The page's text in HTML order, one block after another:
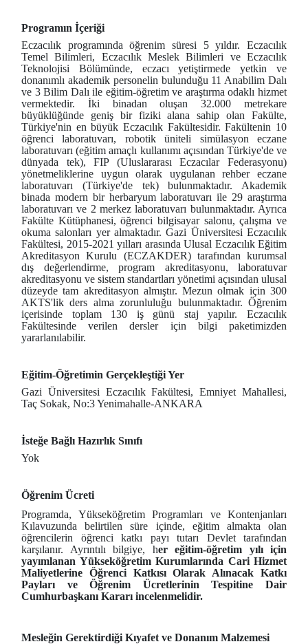
Programın İçeriği
Eczacılık programında öğrenim süresi 5 yıldır. Eczacılık
Temel Bilimleri, Eczacılık Meslek Bilimleri ve Eczacılık
Teknolojisi Bölümünde, eczacı yetiştirmede yetkin ve
donanımlı akademik personelin bulunduğu 11 Anabilim Dalı
ve 3 Bilim Dalı ile eğitim-öğretim ve araştırma odaklı hizmet
vermektedir. İki binadan oluşan 32.000 metrekare
büyüklüğünde geniş bir fiziki alana sahip olan Fakülte,
Türkiye'nin en büyük Eczacılık Fakültesidir. Fakültenin 10
öğrenci laboratuvarı, robotik üniteli simülasyon eczane
laboratuvarı (eğitim amaçlı kullanımı açısından Türkiye'de ve
dünyada tek), FIP (Uluslararası Eczacılar Federasyonu)
yönetmeliklerine uygun olarak uygulanan rehber eczane
laboratuvarı (Türkiye'de tek) bulunmaktadır. Akademik
binada modern bir herbaryum laboratuvarı ile 29 araştırma
laboratuvarı ve 2 merkez laboratuvarı bulunmaktadır. Ayrıca
Fakülte Kütüphanesi, öğrenci bilgisayar salonu, çalışma ve
okuma salonları yer almaktadır. Gazi Üniversitesi Eczacılık
Fakültesi, 2015-2021 yılları arasında Ulusal Eczacılık Eğitim
Akreditasyon Kurulu (ECZAKDER) tarafından kurumsal
dış değerlendirme, program akreditasyonu, laboratuvar
akreditasyonu ve sistem standartları yönetimi açısından ulusal
düzeyde tam akreditasyon almıştır. Mezun olmak için 300
AKTS'lik ders alma zorunluluğu bulunmaktadır. Öğrenim
içerisinde toplam 130 iş günü staj yapılır. Eczacılık
Fakültesinde verilen dersler için bilgi paketimizden
yararlanılabilir.
Eğitim-Öğretimin Gerçekleştiği Yer
Gazi Üniversitesi Eczacılık Fakültesi, Emniyet Mahallesi,
Taç Sokak, No:3 Yenimahalle-ANKARA
İsteğe Bağlı Hazırlık Sınıfı
Yok
Öğrenim Ücreti
Programda, Yükseköğretim Programları ve Kontenjanları
Kılavuzunda belirtilen süre içinde, eğitim almakta olan
öğrencilerin öğrenci katkı payı tutarı Devlet tarafından
karşılanır. Ayrıntılı bilgiye, her eğitim-öğretim yılı için
yayımlanan Yükseköğretim Kurumlarında Cari Hizmet
Maliyetlerine Öğrenci Katkısı Olarak Alınacak Katkı
Payları ve Öğrenim Ücretlerinin Tespitine Dair
Cumhurbaşkanı Kararı incelenmelidir.
Mesleğin Gerektirdiği Kıyafet ve Donanım Malzemesi